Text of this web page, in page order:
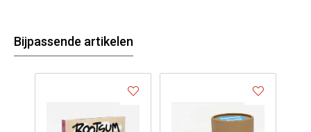
Bijpassende artikelen